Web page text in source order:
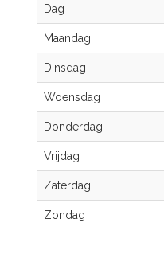
Dag
Maandag
Dinsdag
Woensdag
Donderdag
Vrijdag
Zaterdag
Zondag